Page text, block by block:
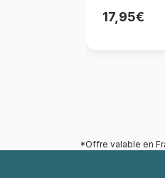
17,95€
*Offre valable en